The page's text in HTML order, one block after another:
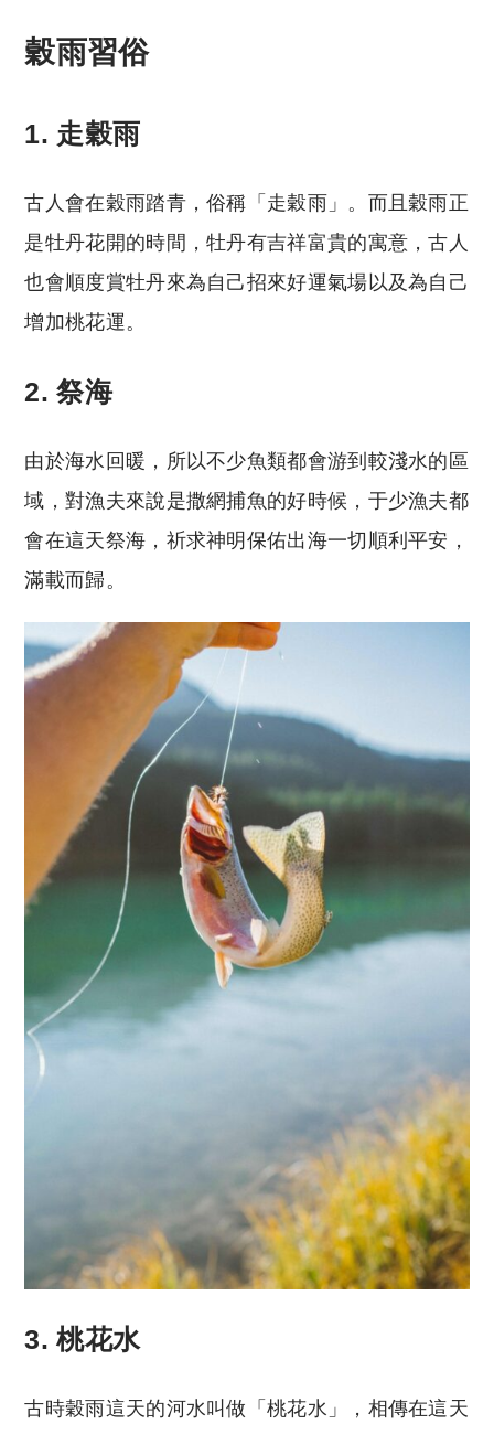
穀雨習俗
1. 走穀雨
古人會在穀雨踏青，俗稱「走穀雨」。而且穀雨正
是牡丹花開的時間，牡丹有吉祥富貴的寓意，古人
也會順度賞牡丹來為自己招來好運氣場以及為自己
增加桃花運。
2. 祭海
由於海水回暖，所以不少魚類都會游到較淺水的區
域，對漁夫來說是撒網捕魚的好時候，于少漁夫都
會在這天祭海，祈求神明保佑出海一切順利平安，
滿載而歸。
3. 桃花水
古時穀雨這天的河水叫做「桃花水」，相傳在這天